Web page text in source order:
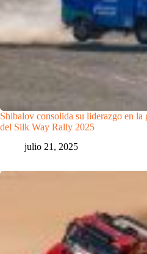
Shibalov consolida su liderazgo en la
del Silk Way Rally 2025
julio 21, 2025